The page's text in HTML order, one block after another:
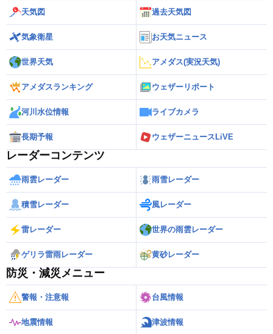
天気図 過去天気図
気象衛星 お天気ニュース
世界天気 アメダス(実況天気)
アメダスランキング ウェザーリポート
河川水位情報 ライブカメラ
長期予報 ウェザーニュースLiVE
レーダーコンテンツ
雨雲レーダー 雨雪レーダー
積雪レーダー 風レーダー
雷レーダー 世界の雨雲レーダー
ゲリラ雷雨レーダー 黄砂レーダー
防災・減災メニュー
警報・注意報 台風情報
地震情報 津波情報